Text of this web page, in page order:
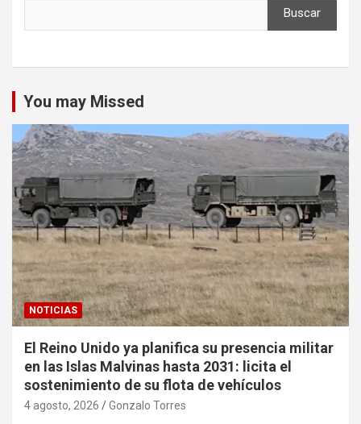
Buscar
You may Missed
NOTICIAS
El Reino Unido ya planifica su presencia militar
en las Islas Malvinas hasta 2031: licita el
sostenimiento de su flota de vehículos
4 agosto, 2026 Gonzalo Torres